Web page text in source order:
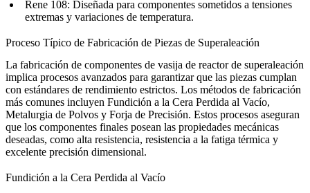
Rene 108: Diseñada para componentes sometidos a tensiones
extremas y variaciones de temperatura.
Proceso Típico de Fabricación de Piezas de Superaleación
La fabricación de componentes de vasija de reactor de superaleación
implica procesos avanzados para garantizar que las piezas cumplan
con estándares de rendimiento estrictos. Los métodos de fabricación
más comunes incluyen Fundición a la Cera Perdida al Vacío,
Metalurgia de Polvos y Forja de Precisión. Estos procesos aseguran
que los componentes finales posean las propiedades mecánicas
deseadas, como alta resistencia, resistencia a la fatiga térmica y
excelente precisión dimensional.
Fundición a la Cera Perdida al Vacío